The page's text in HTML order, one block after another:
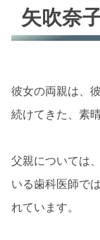
矢吹奈
彼女の両親は、
続けてきた、素
父親については
いる歯科医師で
れています。